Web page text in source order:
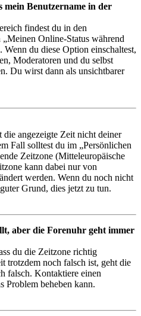
mein Benutzername in der
findest du in den
Online-Status während
Wenn du diese Option einschaltest,
Moderatoren und du selbst
Du wirst dann als unsichtbarer
angezeigte Zeit nicht deiner
Fall solltest du im „Persönlichen
Zeitzone (Mitteleuropäische
kann dabei nur von
werden. Wenn du noch nicht
Grund, dies jetzt zu tun.
aber die Forenuhr geht immer
du die Zeitzone richtig
trotzdem noch falsch ist, geht die
falsch. Kontaktiere einen
Problem beheben kann.